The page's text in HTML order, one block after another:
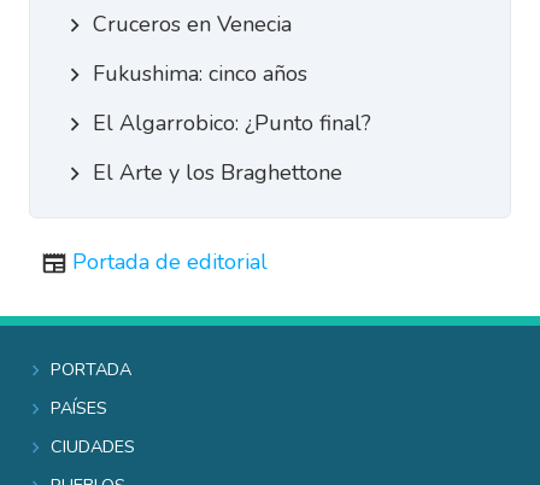
Cruceros en Venecia
Fukushima: cinco años
El Algarrobico: ¿Punto final?
El Arte y los Braghettone
Portada de editorial
Portada
Países
Ciudades